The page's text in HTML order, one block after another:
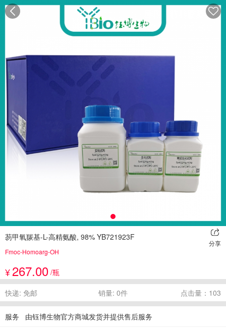
芴甲氧羰基-L-高精氨酸, 98% YB721923F
分享
Fmoc-Homoarg-OH
¥267.00 /瓶
快递: 免邮 销量: 0件 点击量：103
服务 由钰博生物官方商城发货并提供售后服务